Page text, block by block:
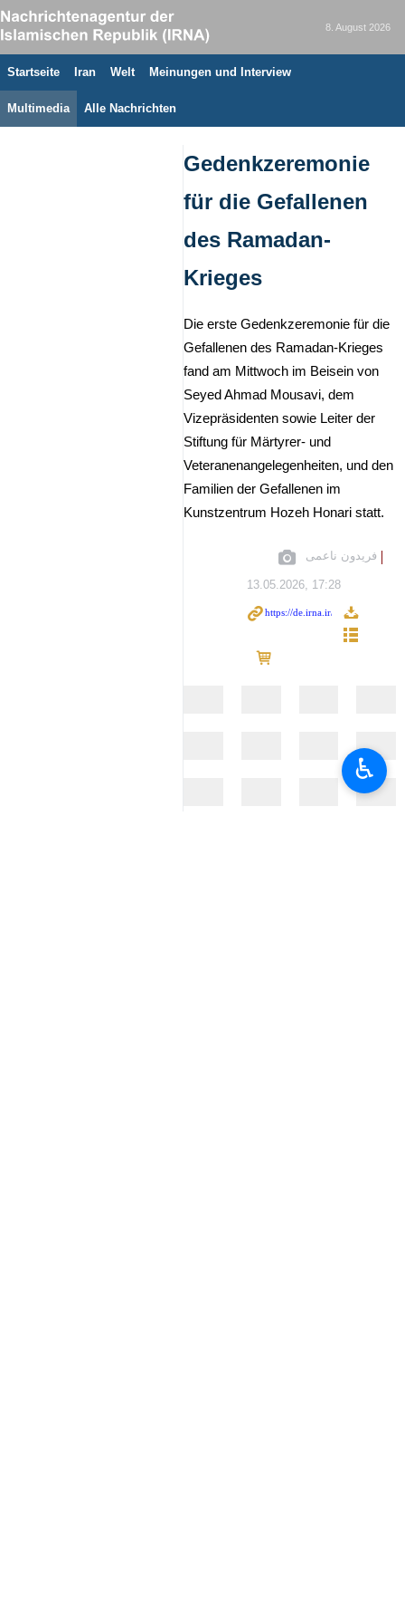
8. August 2026
Startseite Iran Welt Meinungen und Interview
Multimedia Alle Nachrichten
Gedenkzeremonie
für die Gefallenen
des Ramadan-
Krieges
Die erste Gedenkzeremonie für die
Gefallenen des Ramadan-Krieges
fand am Mittwoch im Beisein von
Seyed Ahmad Mousavi, dem
Vizepräsidenten sowie Leiter der
Stiftung für Märtyrer- und
Veteranenangelegenheiten, und den
Familien der Gefallenen im
Kunstzentrum Hozeh Honari statt.
فریدون ناعمی
13.05.2026, 17:28
♿︎